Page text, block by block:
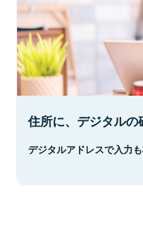
住所に、デジタルの
デジタルアドレスで入力も